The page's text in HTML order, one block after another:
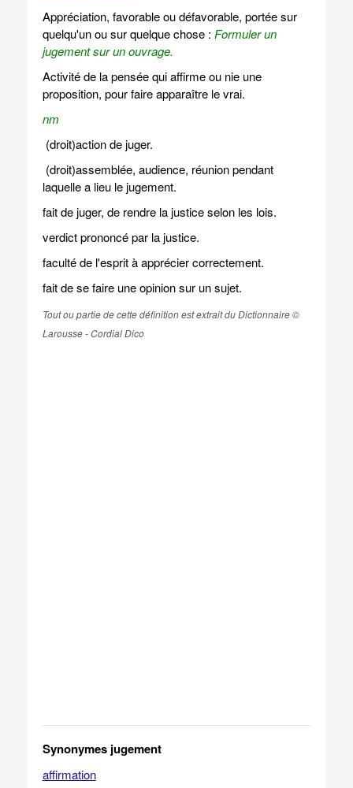
Appréciation, favorable ou défavorable, portée sur
quelqu'un ou sur quelque chose : Formuler un
jugement sur un ouvrage.
Activité de la pensée qui affirme ou nie une
proposition, pour faire apparaître le vrai.
nm
(droit)action de juger.
(droit)assemblée, audience, réunion pendant
laquelle a lieu le jugement.
fait de juger, de rendre la justice selon les lois.
verdict prononcé par la justice.
faculté de l'esprit à apprécier correctement.
fait de se faire une opinion sur un sujet.
Tout ou partie de cette définition est extrait du Dictionnaire ©
Larousse - Cordial Dico
Synonymes jugement
affirmation